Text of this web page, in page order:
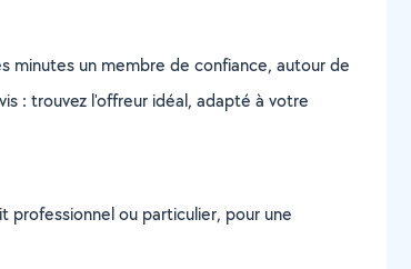
minutes un membre de confiance, autour de
: trouvez l'offreur idéal, adapté à votre
professionnel ou particulier, pour une